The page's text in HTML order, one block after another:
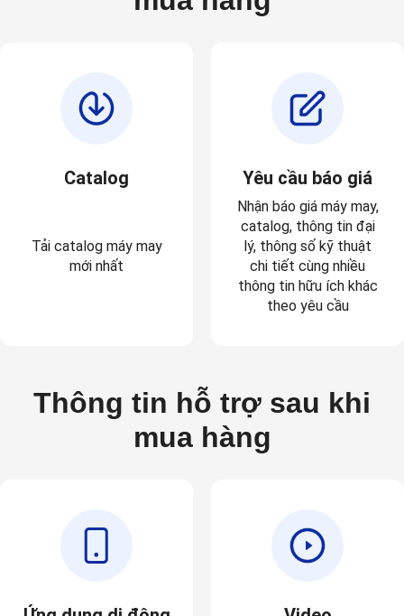
Catalog
Tải catalog máy may
mới nhất
Yêu cầu báo giá
Nhận báo giá máy may,
catalog, thông tinđại
lý, thông số kỹ thuật
chi tiết cùng nhiều
thông tin hữu ích khác
theo yêu cầu
Thông tin hỗ trợ sau khi
mua hàng